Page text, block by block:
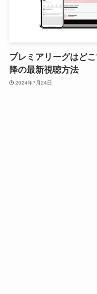
プレミアリーグはど
降の最新視聴方法
2024年7月24日